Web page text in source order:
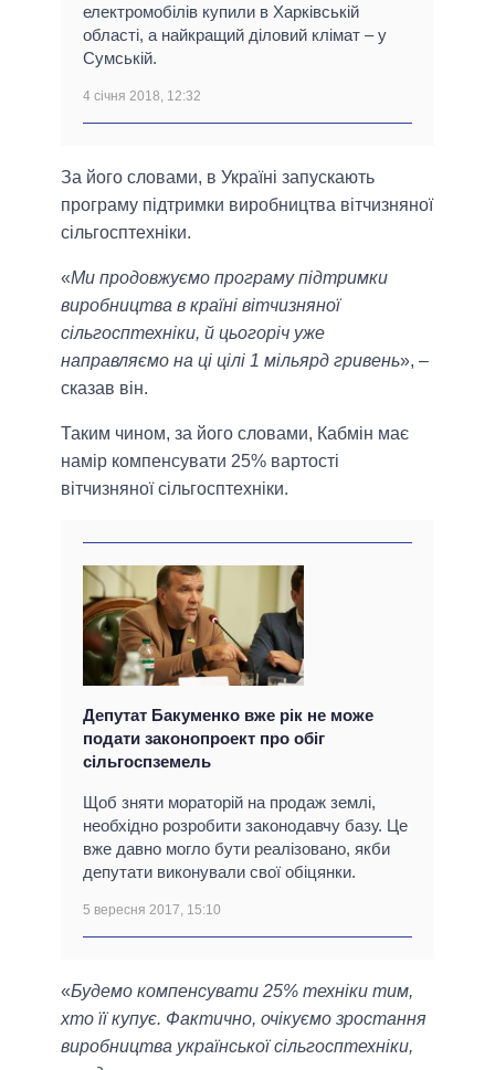
електромобілів купили в Харківській
області, а найкращий діловий клімат – у
Сумській.
4 січня 2018, 12:32
За його словами, в Україні запускають
програму підтримки виробництва вітчизняної
сільгосптехніки.
«Ми продовжуємо програму підтримки
виробництва в країні вітчизняної
сільгосптехніки, й цьогоріч уже
направляємо на ці цілі 1 мільярд гривень», –
сказав він.
Таким чином, за його словами, Кабмін має
намір компенсувати 25% вартості
вітчизняної сільгосптехніки.
Депутат Бакуменко вже рік не може
подати законопроект про обіг
сільгоспземель
Щоб зняти мораторій на продаж землі,
необхідно розробити законодавчу базу. Це
вже давно могло бути реалізовано, якби
депутати виконували свої обіцянки.
5 вересня 2017, 15:10
«Будемо компенсувати 25% техніки тим,
хто її купує. Фактично, очікуємо зростання
виробництва української сільгосптехніки,